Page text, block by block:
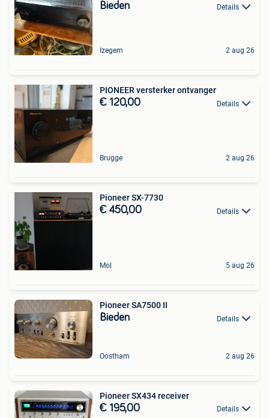
Bieden Details
Izegem 2 aug 26
PIONEER versterker ontvanger
€ 120,00 Details
Brugge 2 aug 26
Pioneer SX-7730
€ 450,00 Details
Mol 5 aug 26
Pioneer SA7500 II
Bieden Details
Oostham 2 aug 26
Pioneer SX434 receiver
€ 195,00 Details